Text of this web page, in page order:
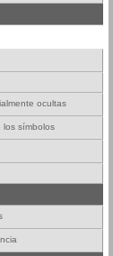
ocultas
los símbolos